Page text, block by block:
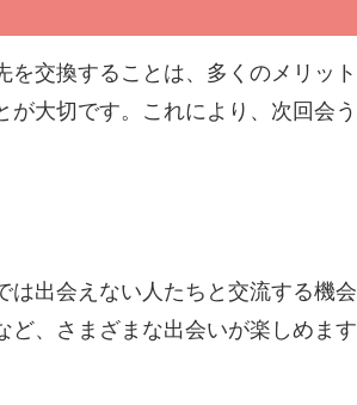
を交換することは、多くのメリッ
大切です。これにより、次回会
出会えない人たちと交流する機
、さまざまな出会いが楽しめます